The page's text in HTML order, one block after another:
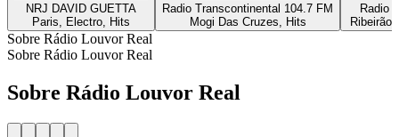
NRJ DAVID GUETTA
Paris, Electro, Hits
Radio Transcontinental 104.7 FM
Mogi Das Cruzes, Hits
Radio
Ribeirão
Sobre Rádio Louvor Real
Sobre Rádio Louvor Real
Sobre Rádio Louvor Real